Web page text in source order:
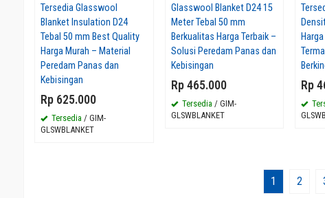
Tersedia Glasswool
Blanket Insulation D24
Tebal 50 mm Best Quality
Harga Murah – Material
Peredam Panas dan
Kebisingan
Rp 625.000
Tersedia / GIM-
GLSWBLANKET
Glasswool Blanket D24 15
Meter Tebal 50 mm
Berkualitas Harga Terbaik –
Solusi Peredam Panas dan
Kebisingan
Rp 465.000
Tersedia / GIM-
GLSWBLANKET
Rp
1 2